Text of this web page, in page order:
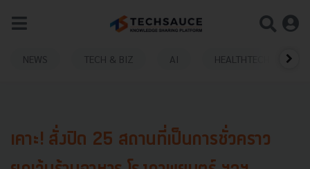
NEWS TECH & BIZ AI HEALTHTECH
เคาะ! สั่งปิด 25 สถานที่เป็นการชั่วคราว